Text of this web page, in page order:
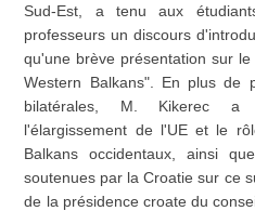
Sud-Est, a tenu aux
professeurs un discours
qu'une brève présentation sur
Western Balkans". En plus de
bilatérales, M. Kikerec a
l'élargissement de l'UE et le
Balkans occidentaux, ainsi
soutenues par la Croatie sur ce
de la présidence croate du